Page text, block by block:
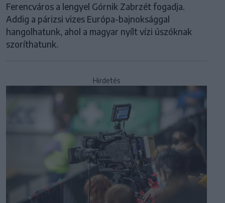
Ferencváros a lengyel Górnik Zabrzét fogadja.
Addig a párizsi vizes Európa-bajnoksággal
hangolhatunk, ahol a magyar nyílt vízi úszóknak
szoríthatunk.
Hirdetés